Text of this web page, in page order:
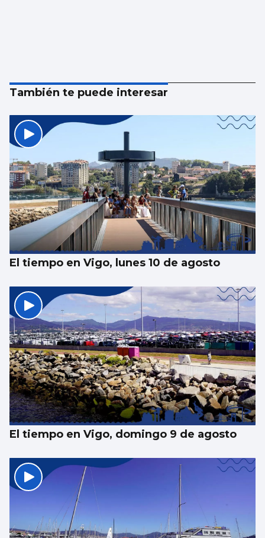
También te puede interesar
El tiempo en Vigo, lunes 10 de agosto
El tiempo en Vigo, domingo 9 de agosto